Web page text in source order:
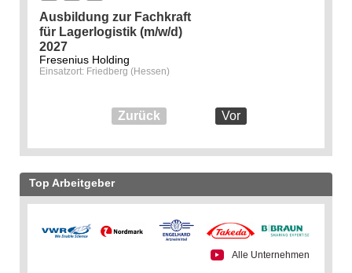
Ausbildung zur Fachkraft
für Lagerlogistik (m/w/d)
2027
Fresenius Holding
Einsatzort: Friedberg (Hessen)
Zurück Vor
Top Arbeitgeber
Alle Unternehmen